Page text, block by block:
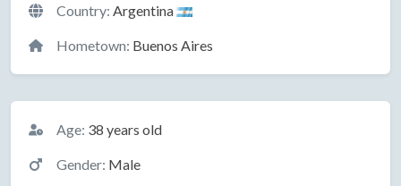
Country: Argentina
Hometown: Buenos Aires
Basic Information
Age: 38 years old
Gender: Male